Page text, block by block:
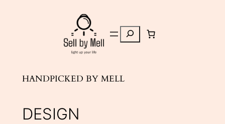
Zoeken
HANDPICKED BY MELL
DESIGN